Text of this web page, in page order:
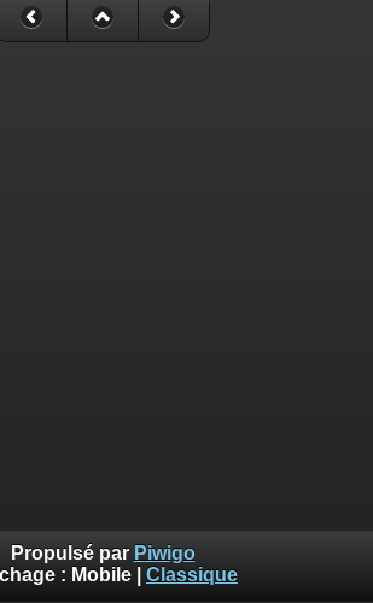
Propulsé par Piwigo
: Mobile Classique